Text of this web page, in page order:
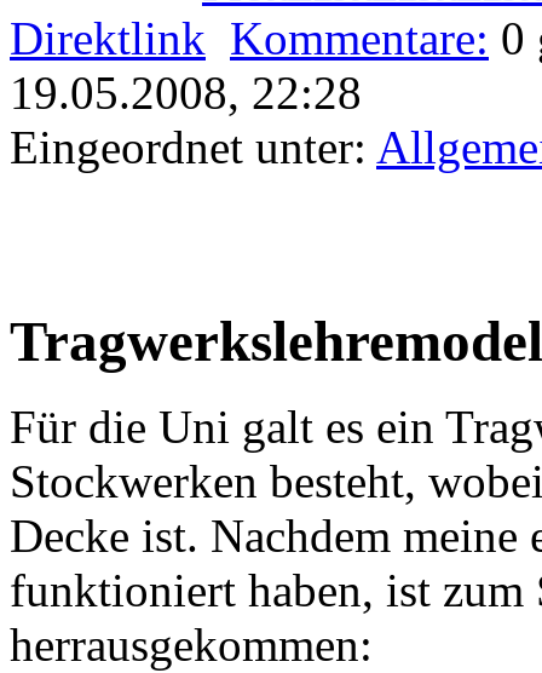
Direktlink Kommentare: 0
19.05.2008, 22:28
Eingeordnet unter:
Für die Uni galt es ein
Stockwerken besteht,
Decke ist. Nachdem
funktioniert haben, ist zum
herrausgekommen: